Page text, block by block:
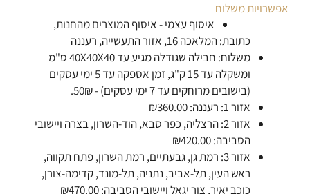
אפשרויות משלוח
איסוף עצמי - איסוף המוצרים מהחנות,
כתובת: המלאכה 16, אזור התעשייה, רעננה
משלוח: חבילה שגודלה מגיע עד 40X40X40 ס"מ
ומשקלה עד 15 ק"ג, זמן אספקה עד 5 ימי עסקים
(בישובים מרוחקים עד 7 ימי עסקים) - 50₪.
אזור 1: רעננה: ₪360.00
אזור 2: הרצליה, כפר סבא, הוד-השרון, בצרה ויישובי
הסביבה: ₪420.00
אזור 3: רמת גן, גבעתיים, רמת השרון, פתח תקווה,
ראש העין, תל-אביב, נתניה, תל-מונד, קדימה-צורן,
כוכב יאיר, צור יגאל ויישובי הסביבה: ₪470.00